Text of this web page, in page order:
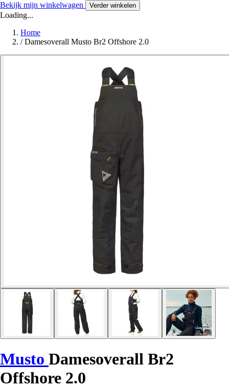
Bekijk mijn winkelwagen Verder winkelen
Loading...
Home
/ Damesoverall Musto Br2 Offshore 2.0
Musto Damesoverall Br2
Offshore 2.0